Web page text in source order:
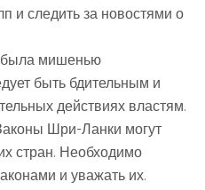
и следить за новостями о
была мишенью
быть бдительным и
действиях властям.
Шри-Ланки могут
стран. Необходимо
и уважать их.